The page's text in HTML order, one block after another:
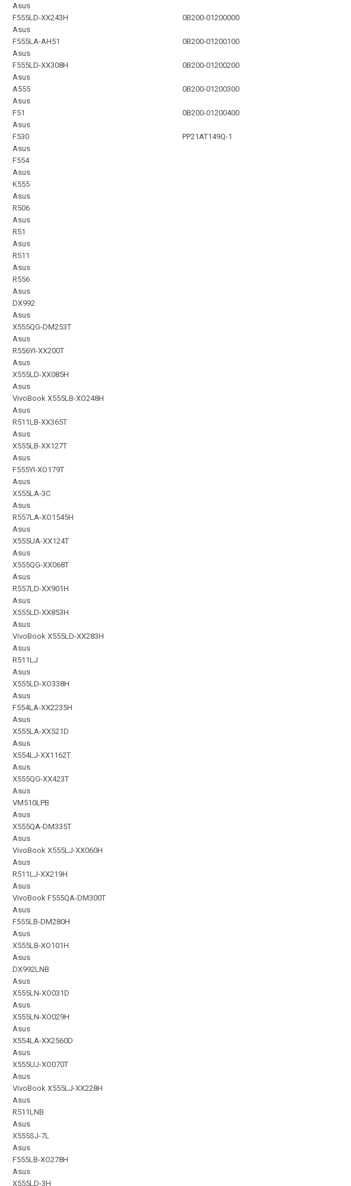
Asus
F555LD-XX243H
Asus
F555LA-AH51
Asus
F555LD-XX308H
Asus
A555
Asus
F51
Asus
F530
Asus
F554
Asus
K555
Asus
R506
Asus
R51
Asus
R511
Asus
R556
Asus
DX992
Asus
X555QG-DM253T
Asus
R556YI-XX200T
Asus
X555LD-XX085H
Asus
VivoBook X555LB-XO248H
Asus
R511LB-XX365T
Asus
X555LB-XX127T
Asus
F555YI-XO179T
Asus
X555LA-3C
Asus
R557LA-XO1545H
Asus
X555UA-XX124T
Asus
X555QG-XX068T
Asus
R557LD-XX901H
Asus
X555LD-XX853H
Asus
VivoBook X555LD-XX283H
Asus
R511LJ
Asus
X555LD-XO338H
Asus
F554LA-XX2235H
Asus
X555LA-XX521D
Asus
X554LJ-XX1162T
Asus
X555QG-XX423T
Asus
VM510LPB
Asus
X555QA-DM335T
Asus
VivoBook X555LJ-XX060H
Asus
R511LJ-XX219H
Asus
VivoBook F555QA-DM300T
Asus
F555LB-DM280H
Asus
X555LB-XO101H
Asus
DX992LNB
Asus
X555LN-XO031D
Asus
X555LN-XO029H
Asus
X554LA-XX2560D
Asus
X555UJ-XO070T
Asus
VivoBook X555LJ-XX228H
Asus
R511LNB
Asus
X555SJ-7L
Asus
F555LB-XO278H
Asus
X555LD-3H
0B200-01200000
0B200-01200100
0B200-01200200
0B200-01200300
0B200-01200400
PP21AT149Q-1